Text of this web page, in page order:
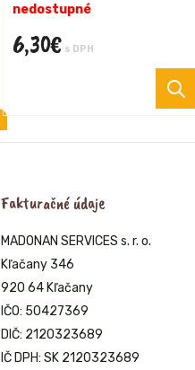
nedostupné
6,30€ s DPH
Fakturačné údaje
MADONAN SERVICES s. r. o.
Kľačany 346
920 64 Kľačany
IČO: 50427369
DIČ: 2120323689
IČ DPH: SK 2120323689